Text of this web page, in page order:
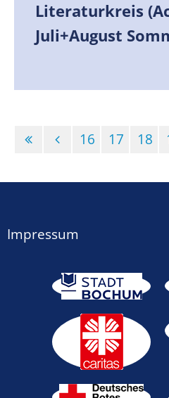
Literaturkreis
Juli+August
16 17 18
Impressum